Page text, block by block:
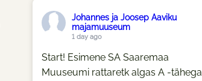
Johannes ja Joosep Aaviku
majamuuseum
1 day ago
Start! Esimene SA Saaremaa
Muuseumi rattaretk algas A -tähega